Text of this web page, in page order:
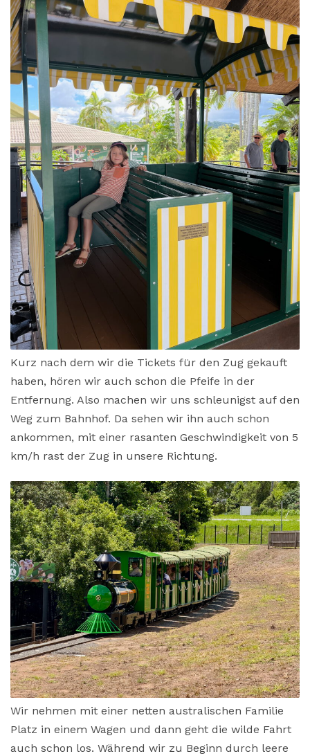
Kurz nach dem wir die Tickets für den Zug gekauft
haben, hören wir auch schon die Pfeife in der
Entfernung. Also machen wir uns schleunigst auf den
Weg zum Bahnhof. Da sehen wir ihn auch schon
ankommen, mit einer rasanten Geschwindigkeit von 5
km/h rast der Zug in unsere Richtung.
Wir nehmen mit einer netten australischen Familie
Platz in einem Wagen und dann geht die wilde Fahrt
auch schon los. Während wir zu Beginn durch leere